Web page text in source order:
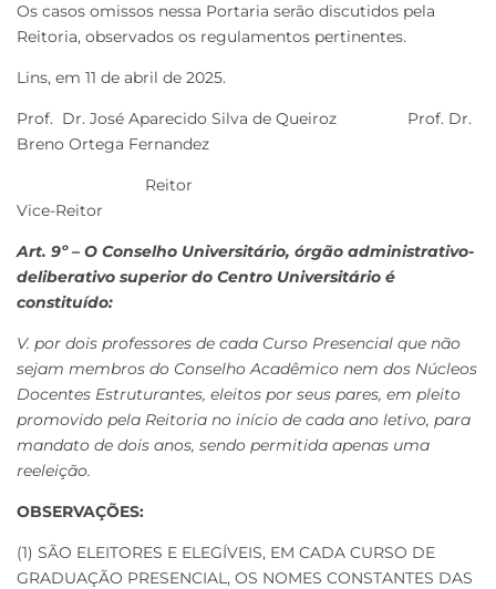
Os casos omissos nessa Portaria serão discutidos pela
Reitoria, observados os regulamentos pertinentes.
Lins, em 11 de abril de 2025.
Prof. Dr. José Aparecido Silva de Queiroz Prof. Dr.
Breno Ortega Fernandez
Reitor
Vice-Reitor
Art. 9º – O Conselho Universitário, órgão administrativo-
deliberativo superior do Centro Universitário é
constituído:
V. por dois professores de cada Curso Presencial que não
sejam membros do Conselho Acadêmico nem dos Núcleos
Docentes Estruturantes, eleitos por seus pares, em pleito
promovido pela Reitoria no início de cada ano letivo, para
mandato de dois anos, sendo permitida apenas uma
reeleição.
OBSERVAÇÕES:
(1) SÃO ELEITORES E ELEGÍVEIS, EM CADA CURSO DE
GRADUAÇÃO PRESENCIAL, OS NOMES CONSTANTES DAS